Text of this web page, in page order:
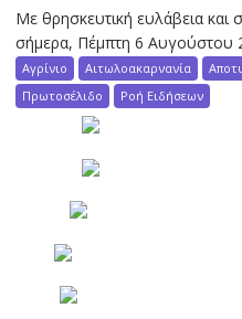
Με θρησκευτική ευλάβεια και
σήμερα, Πέμπτη 6 Αυγούστου
Αγρίνιο Αιτωλοακαρνανία
Πρωτοσέλιδο
Ροή Ειδήσεων